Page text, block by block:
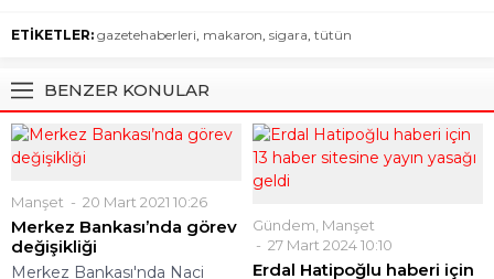
ETİKETLER: gazetehaberleri makaron sigara tütün
BENZER KONULAR
Manşet 20 Mart 2021 10:26
Merkez Bankası’nda görev
değişikliği
Merkez Bankası'nda Naci
Gündem Manşet
27 Mart 2024 10:10
Erdal Hatipoğlu haberi için